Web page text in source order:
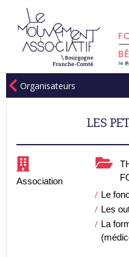
Organisateurs
LES
Association
Le
Les
La